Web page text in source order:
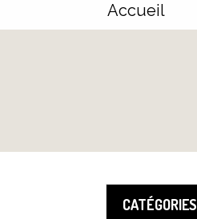
Accueil
CATÉGORIES